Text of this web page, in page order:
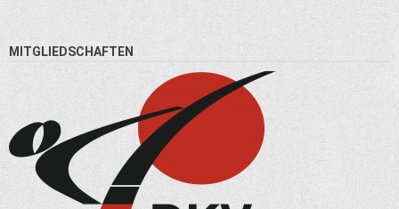
MITGLIEDSCHAFTEN